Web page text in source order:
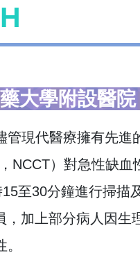
大學附設醫
現代醫療擁有先進
NCCT）對急性缺血
至30分鐘進行掃描
加上部分病人因生